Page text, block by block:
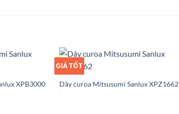
XPB3000
GIÁ SỈ
GIÁ TỐT
Dây curoa Mitsusumi Sanlux XPZ1662